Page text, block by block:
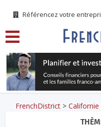
Référencez votre
FrenchDistrict >